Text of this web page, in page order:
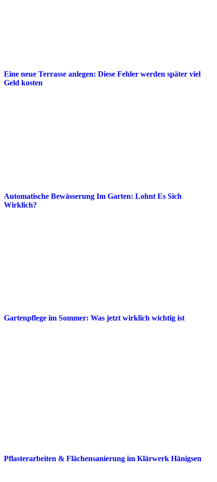
Eine neue Terrasse anlegen: Diese Fehler werden später viel
Geld kosten
Automatische Bewässerung Im Garten: Lohnt Es Sich
Wirklich?
Gartenpflege im Sommer: Was jetzt wirklich wichtig ist
Pflasterarbeiten & Flächensanierung im Klärwerk Hänigsen